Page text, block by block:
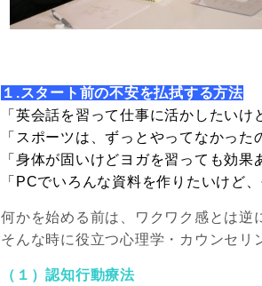
１.スタート前の不安を払拭する方法
「英会話を習って仕事に活かしたい
「スポーツは、ずっとやってなかった
「身体が固いけどヨガを習っても効果
「PCでいろんな資料を作りたいけど
何かを始める前は、ワクワク感とは逆
そんな時に役立つ心理学・カウンセリ
（１）認知行動療法